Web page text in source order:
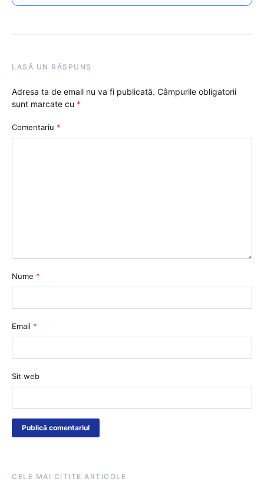
LASĂ UN RĂSPUNS
Adresa ta de email nu va fi publicată. Câmpurile obligatorii
sunt marcate cu *
Comentariu *
Nume *
Email *
Sit web
CELE MAI CITITE ARTICOLE